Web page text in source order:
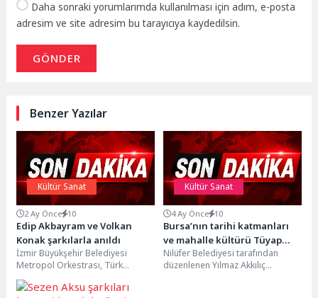
Daha sonraki yorumlarımda kullanılması için adım, e-posta
adresim ve site adresim bu tarayıcıya kaydedilsin.
GÖNDER
Benzer Yazılar
Kültür Sanat
2 Ay Önce 10
Edip Akbayram ve Volkan
Konak şarkılarla anıldı
İzmir Büyükşehir Belediyesi
Metropol Orkestrası, Türk
müziğinin unutulmaz isimleri Edip
Akbayram ve Volkan Konak’ı
Kültür Sanat
4 Ay Önce 10
Bursa’nın tarihi katmanları
ve mahalle kültürü Tüyap
Bursa 23. Kitap Fuarı’nda
konuşuldu
Nilüfer Belediyesi tarafından
düzenlenen Yılmaz Akkılıç